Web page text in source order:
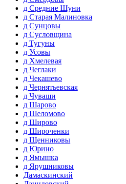
д Средние Шуни
д Старая Малиновка
д Сунцовы
д Сусловщина
д Тугуны
д Усовы
д Хмелевая
д Чеглаки
д Чекашево
д Чернятьевская
д Чуваши
д Шарово
д Шеломово
д Широво
д Широченки
д Щенниковы
д Юрино
д Ямышка
д Ярушниковы
Дамаскинский